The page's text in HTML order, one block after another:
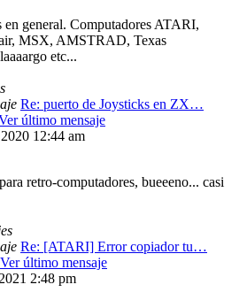
en general. Computadores ATARI,
MSX, AMSTRAD, Texas
etc...
Re: puerto de Joysticks en ZX…
último mensaje
12:44 am
retro-computadores, bueeeno... casi
Re: [ATARI] Error copiador tu…
Ver último mensaje
2:48 pm